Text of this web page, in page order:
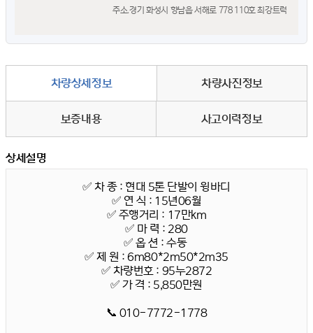
주소.경기 화성시 향남읍 서해로 778 110호 최강트럭
차량상세정보 차량사진정보
보증내용 사고이력정보
상세설명
✅ 차 종 : 현대 5톤 단발이 윙바디
✅ 연 식 : 15년06월
✅ 주행거리 : 17만km
✅ 마 력 : 280
✅옵 션 : 수동
✅ 제 원 : 6m80*2m50*2m35
✅ 차량번호 : 95누2872
✅가 격 : 5,850만원
📞 010-7772-1778